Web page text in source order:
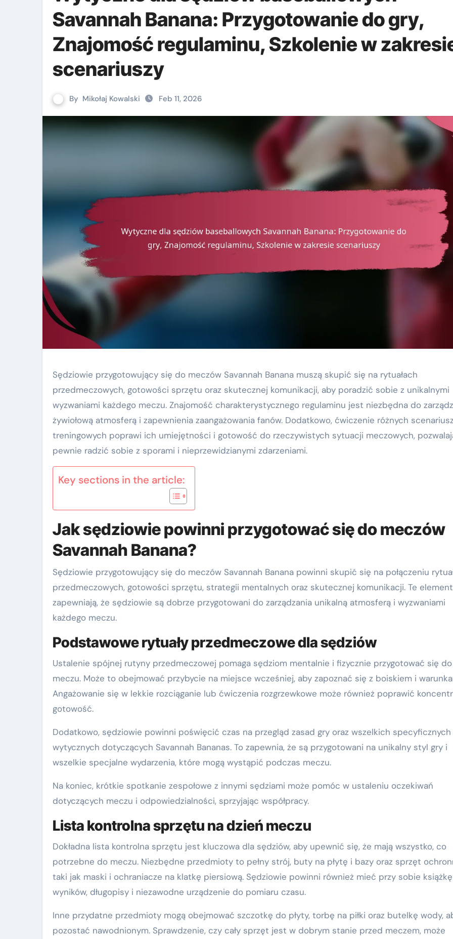
Savannah Banana: Przygotowanie do gry,
Znajomość regulaminu, Szkolenie w
scenariuszy
By Mikołaj Kowalski Feb 11, 2026
Sędziowie przygotowujący się do meczów Savannah Banana muszą skupić się na rytuałach
przedmeczowych, gotowości sprzętu oraz skutecznej komunikacji, aby poradzić sobie z unikalnymi
wyzwaniami każdego meczu. Znajomość charakterystycznego regulaminu jest niezbędna do
żywiołową atmosferą i zapewnienia zaangażowania fanów. Dodatkowo, ćwiczenie różnych
treningowych poprawi ich umiejętności i gotowość do rzeczywistych sytuacji meczowych,
pewnie radzić sobie z sporami i nieprzewidzianymi zdarzeniami.
Key sections in the article:
Jak sędziowie powinni przygotować się do meczów
Savannah Banana?
Sędziowie przygotowujący się do meczów Savannah Banana powinni skupić się na połączeniu
przedmeczowych, gotowości sprzętu, strategii mentalnych oraz skutecznej komunikacji. Te
zapewniają, że sędziowie są dobrze przygotowani do zarządzania unikalną atmosferą i wyzwaniami
każdego meczu.
Podstawowe rytuały przedmeczowe dla sędziów
Ustalenie spójnej rutyny przedmeczowej pomaga sędziom mentalnie i fizycznie przygotować się do
meczu. Może to obejmować przybycie na miejsce wcześniej, aby zapoznać się z boiskiem i
Angażowanie się w lekkie rozciąganie lub ćwiczenia rozgrzewkowe może również poprawić
gotowość.
Dodatkowo, sędziowie powinni poświęcić czas na przegląd zasad gry oraz wszelkich specyficznych
wytycznych dotyczących Savannah Bananas. To zapewnia, że są przygotowani na unikalny styl gry i
wszelkie specjalne wydarzenia, które mogą wystąpić podczas meczu.
Na koniec, krótkie spotkanie zespołowe z innymi sędziami może pomóc w ustaleniu oczekiwań
dotyczących meczu i odpowiedzialności, sprzyjając współpracy.
Lista kontrolna sprzętu na dzień meczu
Dokładna lista kontrolna sprzętu jest kluczowa dla sędziów, aby upewnić się, że mają wszystko, co
potrzebne do meczu. Niezbędne przedmioty to pełny strój, buty na płytę i bazy oraz sprzęt
taki jak maski i ochraniacze na klatkę piersiową. Sędziowie powinni również mieć przy sobie książkę
wyników, długopisy i niezawodne urządzenie do pomiaru czasu.
Inne przydatne przedmioty mogą obejmować szczotkę do płyty, torbę na piłki oraz butelkę wody,
pozostać nawodnionym. Sprawdzenie, czy cały sprzęt jest w dobrym stanie przed meczem, może